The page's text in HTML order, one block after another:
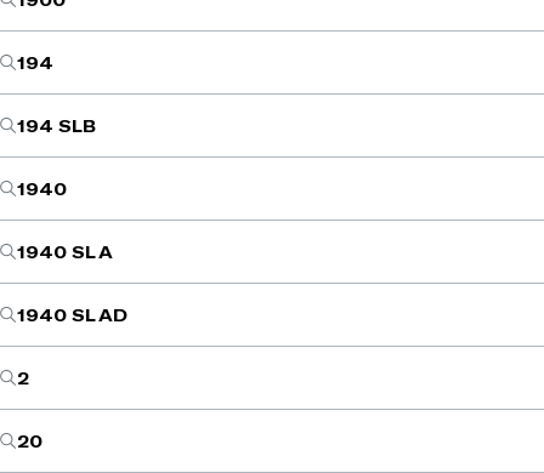
194
194 SLB
1940
1940 SL A
1940 SL AD
2
20